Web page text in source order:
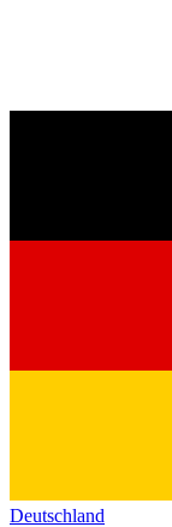
Deutschland